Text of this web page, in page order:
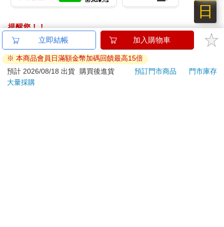
提醒您！！
金石堂及銀行均不會請您操作ATM! 如接獲電話要求您前往
ATM提款機，請不要聽從指示，以免受騙上當！
退換貨須知：
**提醒您，鑑賞期不等於試用期，退回商品須為全新狀態**
立即結帳 加入購物車
※ 本商品會員日滿額金幣加碼回饋最高15倍
預計 2026/08/18 出貨
購買後進貨 預訂門市商品
門市庫存
大量採購
日